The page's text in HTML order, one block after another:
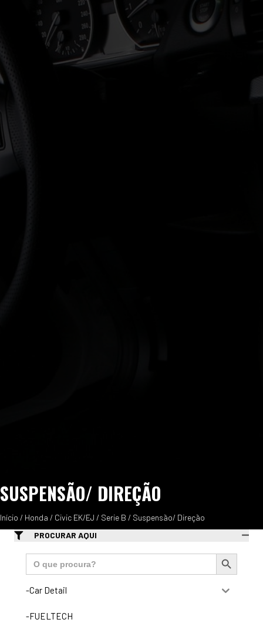
SUSPENSÃO/ DIREÇÃO
Início / Honda / Civic EK/EJ / Serie B / Suspensão/ Direção
PROCURAR AQUI
Search
for:
Search Button
-Car Detail
-FUELTECH